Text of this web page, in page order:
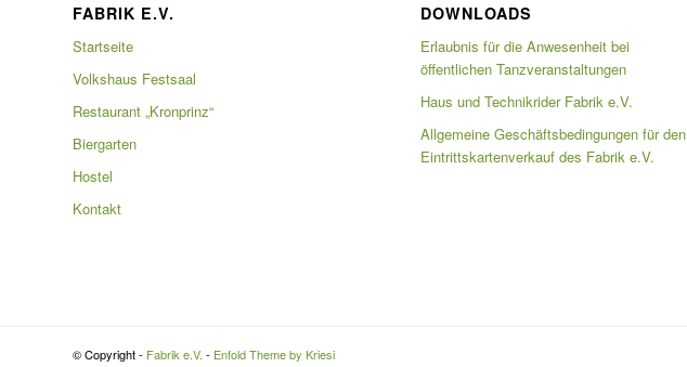
FABRIK E.V.
Startseite
Volkshaus Festsaal
Restaurant „Kronprinz“
Biergarten
Hostel
Kontakt
DOWNLOADS
Erlaubnis für die Anwesenheit bei
öffentlichen Tanzveranstaltungen
Haus und Technikrider Fabrik e.V.
Allgemeine Geschäftsbedingungen für den
Eintrittskartenverkauf des Fabrik e.V.
© Copyright - Fabrik e.V. - Enfold Theme by Kriesi